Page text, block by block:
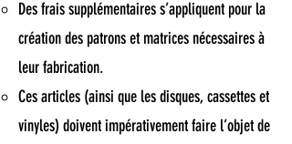
Des frais supplémentaires s’appliquent pour la
création des patrons et matrices nécessaires à
leur fabrication.
Ces articles (ainsi que les disques, cassettes et
vinyles) doivent impérativement faire l’objet de